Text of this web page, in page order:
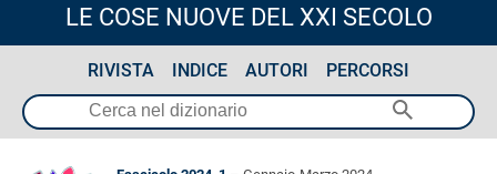
LE COSE NUOVE DEL XXI SECOLO
RIVISTA INDICE AUTORI PERCORSI